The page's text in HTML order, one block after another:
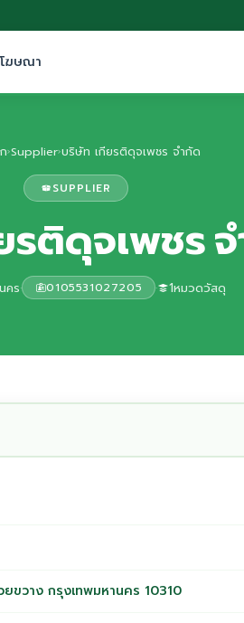
ฆษณา
›Supplier›บริษัท เกียรติดุจเพชร จำกัด
SUPPLIER
รติดุจเพชร
คร· 0105531027205 · 1หมวดวัสดุ
ขวาง กรุงเทพมหานคร 10310